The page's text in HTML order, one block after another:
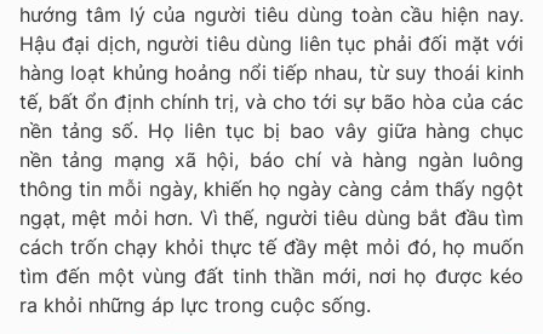
hướng tâm lý của người tiêu dùng toàn cầu hiện nay.
Hậu đại dịch, người tiêu dùng liên tục phải đối mặt với
hàng loạt khủng hoảng nổi tiếp nhau, từ suy thoái kinh
tế, bất ổn định chính trị, và cho tới sự bão hòa của các
nền tảng số. Họ liên tục bị bao vây giữa hàng chục
nền tảng mạng xã hội, báo chí và hàng ngàn luông
thông tin mỗi ngày, khiến họ ngày càng cảm thấy ngột
ngạt, mệt mỏi hơn. Vì thế, người tiêu dùng bắt đầu tìm
cách trốn chạy khỏi thực tế đầy mệt mỏi đó, họ muốn
tìm đến một vùng đất tinh thần mới, nơi họ được kéo
ra khỏi những áp lực trong cuộc sống.